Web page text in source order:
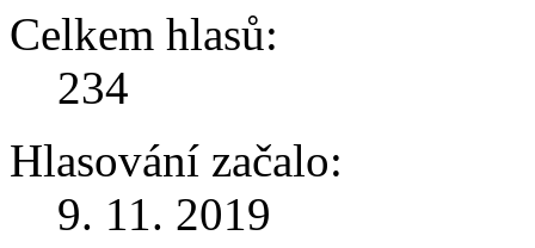
Celkem hlasů:
234
Hlasování začalo:
9. 11. 2019